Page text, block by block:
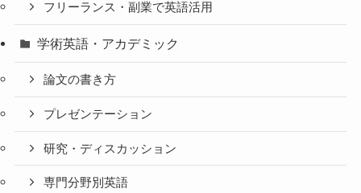
フリーランス・副業で英語活用
学術英語・アカデミック
論文の書き方
プレゼンテーション
研究・ディスカッション
専門分野別英語